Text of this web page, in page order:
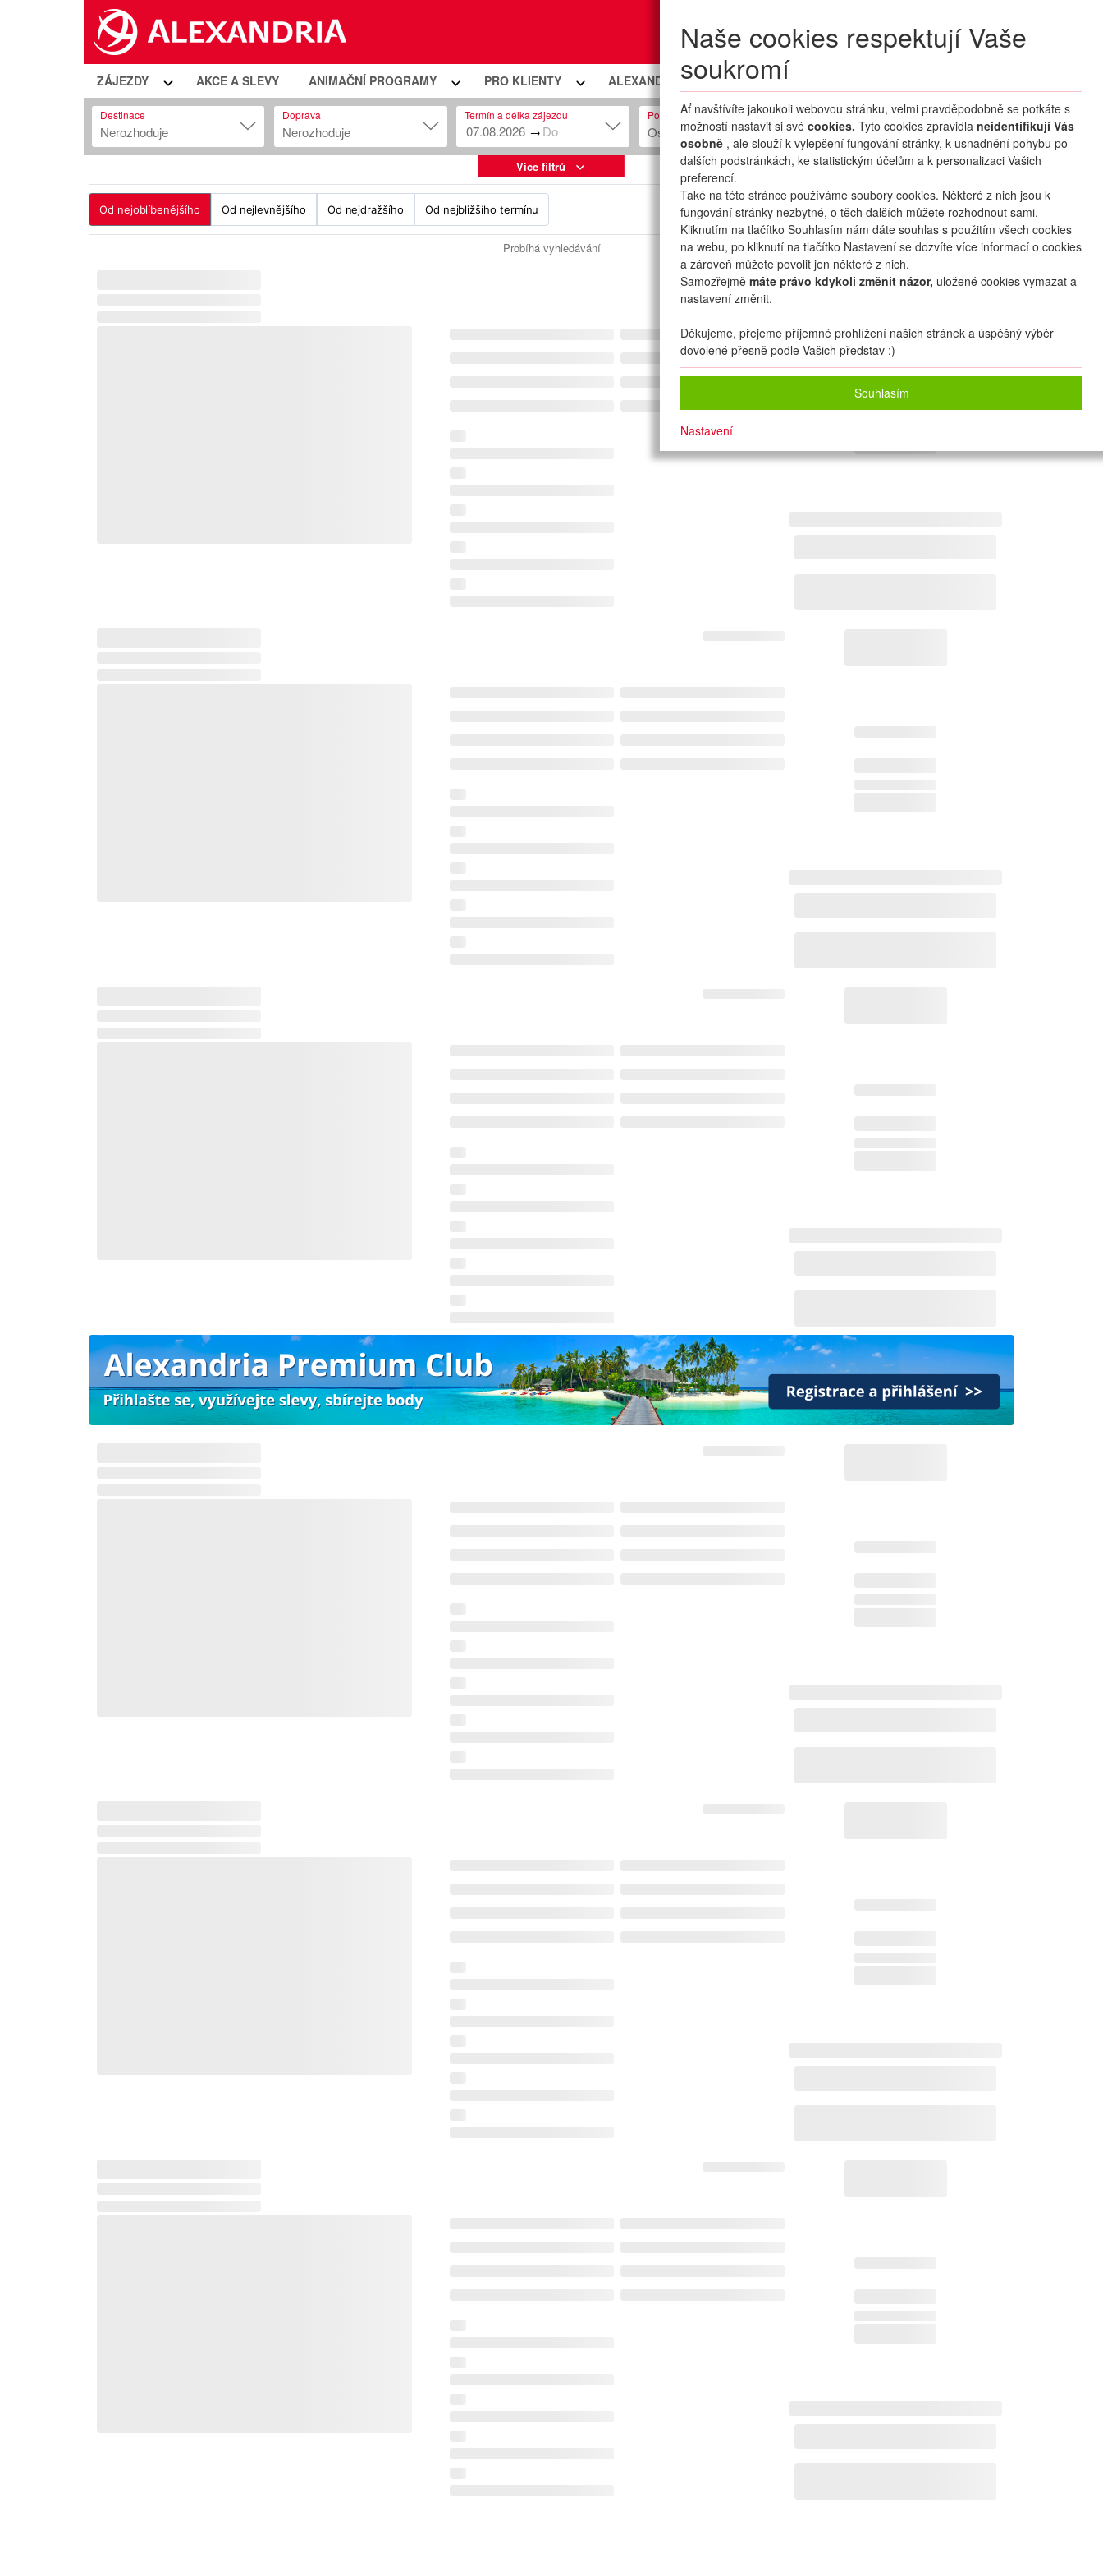
MojePřihlášení
Naše cookies respektují Vaše
soukromí
Ať navštívíte jakoukoli webovou stránku, velmi pravděpodobně se potkáte s
možností nastavit si své cookies. Tyto cookies zpravidla neidentifikují Vás
osobně , ale slouží k vylepšení fungování stránky, k usnadnění pohybu po
dalších podstránkách, ke statistickým účelům a k personalizaci Vašich
preferencí.
Také na této stránce používáme soubory cookies. Některé z nich jsou k
fungování stránky nezbytné, o těch dalších můžete rozhodnout sami.
Kliknutím na tlačítko Souhlasím nám dáte souhlas s použitím všech cookies
na webu, po kliknutí na tlačítko Nastavení se dozvíte více informací o cookies
a zároveň můžete povolit jen některé z nich.
Samozřejmě máte právo kdykoli změnit názor, uložené cookies vymazat a
nastavení změnit.
Děkujeme, přejeme příjemné prohlížení našich stránek a úspěšný výběr
dovolené přesně podle Vašich představ :)
Souhlasím
Nastavení
ZÁJEZDY AKCE A SLEVY ANIMAČNÍ PROGRAMY PRO KLIENTY ALEXANDRIA PREMIUM CLUB
Destinace
Nerozhoduje
Doprava
Nerozhoduje
Termín a délka zájezdu
→
Počet osob
Osob: 2 + 0 HLEDAT ZÁJEZDY
Více filtrů
Od nejoblíbenějšího Od nejlevnějšího Od nejdražšího Od nejbližšího termínu
Probíhá vyhledávání